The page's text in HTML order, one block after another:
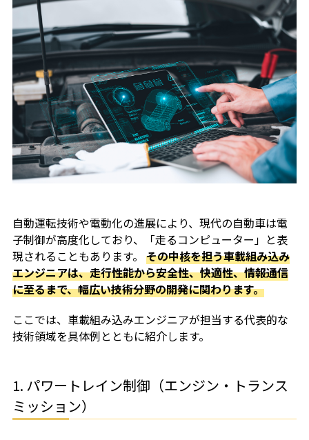
自動運転技術や電動化の進展により、現代の自動車は電
子制御が高度化しており、「走るコンピューター」と表
現されることもあります。 その中核を担う車載組み込み
エンジニアは、走行性能から安全性、快適性、情報通信
に至るまで、幅広い技術分野の開発に関わります。
ここでは、車載組み込みエンジニアが担当する代表的な
技術領域を具体例とともに紹介します。
1. パワートレイン制御（エンジン・トランス
ミッション）